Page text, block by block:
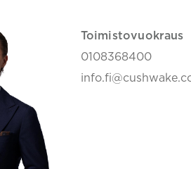
Toimistovuokraus
0108368400